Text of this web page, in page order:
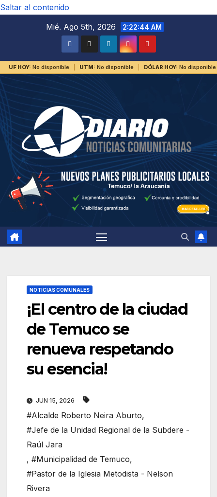
Saltar al contenido
Mié. Ago 5th, 2026
2:22:45 AM
UF HOY: No disponible UTM: No disponible DÓLAR HOY: No disponible
NOTICIAS COMUNALES
¡El centro de la ciudad
de Temuco se
renueva respetando
su esencia!
JUN 15, 2026
#Alcalde Roberto Neira Aburto,
#Jefe de la Unidad Regional de la Subdere -
Raúl Jara
, #Municipalidad de Temuco,
#Pastor de la Iglesia Metodista - Nelson
Rivera